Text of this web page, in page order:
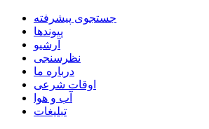
جستجوی پیشرفته
پیوندها
آرشیو
نظرسنجی
درباره ما
اوقات شرعی
آب و هوا
تبلیغات